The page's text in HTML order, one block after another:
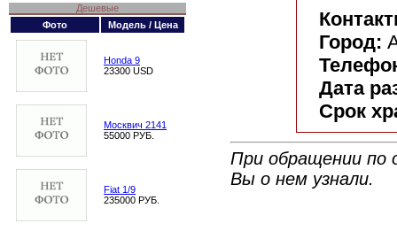
Дешевые
Фото
Модель / Цена
Honda 9
23300 USD
Москвич 2141
55000 РУБ.
Fiat 1/9
235000 РУБ.
Город:
Дата
Срок
При обращении по
Вы о нем узнали.